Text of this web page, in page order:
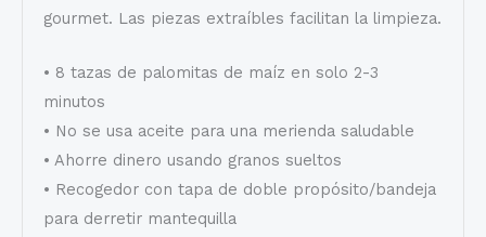
gourmet. Las piezas extraíbles facilitan la limpieza.
• 8 tazas de palomitas de maíz en solo 2-3
minutos
• No se usa aceite para una merienda saludable
• Ahorre dinero usando granos sueltos
• Recogedor con tapa de doble propósito/bandeja
para derretir mantequilla